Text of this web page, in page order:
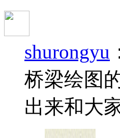
shurongyu
桥梁绘图
出来和大